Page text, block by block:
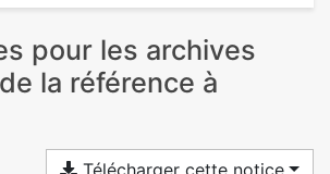
pour les archives
la référence à
Télécharger cette notice